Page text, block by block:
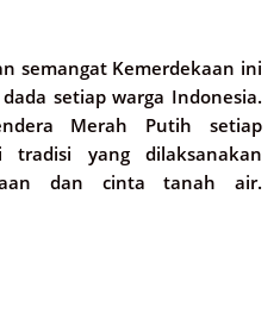
semangat Kemerdekaan ini
setiap warga Indonesia.
Merah Putih setiap
yang dilaksanakan
dan cinta tanah air.